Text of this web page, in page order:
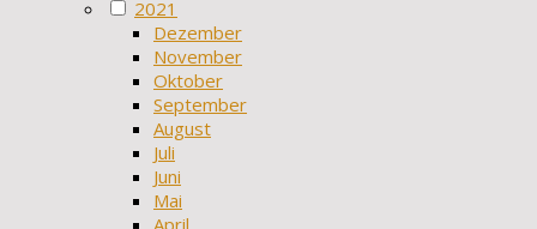
2021
Dezember
November
Oktober
September
August
Juli
Juni
Mai